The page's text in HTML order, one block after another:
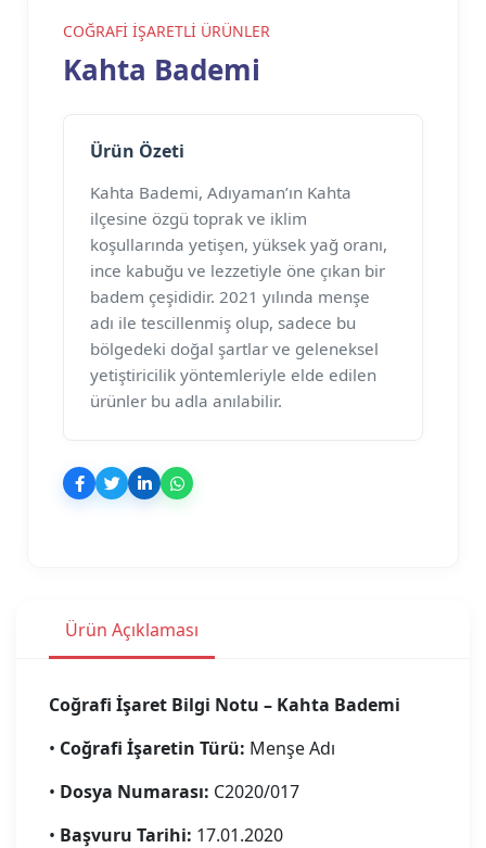
COĞRAFİ İŞARETLİ ÜRÜNLER
Kahta Bademi
Ürün Özeti
Kahta Bademi, Adıyaman’ın Kahta
ilçesine özgü toprak ve iklim
koşullarında yetişen, yüksek yağ oranı,
ince kabuğu ve lezzetiyle öne çıkan bir
badem çeşididir. 2021 yılında menşe
adı ile tescillenmiş olup, sadece bu
bölgedeki doğal şartlar ve geleneksel
yetiştiricilik yöntemleriyle elde edilen
ürünler bu adla anılabilir.
Ürün Açıklaması
Coğrafi İşaret Bilgi Notu – Kahta Bademi
• Coğrafi İşaretin Türü: Menşe Adı
• Dosya Numarası: C2020/017
• Başvuru Tarihi: 17.01.2020